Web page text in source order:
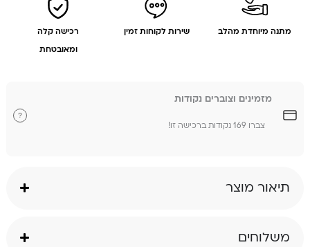
מתנה מיוחדת מהלב שירות לקוחות זמין
רכישה קלה
ומאובטחת
מזמינים וצוברים נקודות
צברו 169 נקודות ברכישה זו!
?
תיאור מוצר
משלוחים